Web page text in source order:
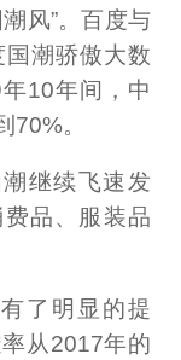
风”。百度与
潮骄傲大数
10年间，中
70%。
继续飞速发
品、服装品
了明显的提
从2017年的